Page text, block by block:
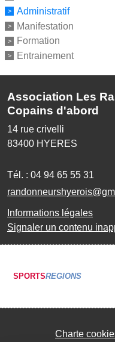
Administratif
Manifestation
Formation
Entrainement
Association Les
Copains d'abord
14 rue crivelli
83400 HYERES
Tél. : 04 94 65 55 31
Informations légales
Signaler un contenu
SPORTSREGIONS
Charte